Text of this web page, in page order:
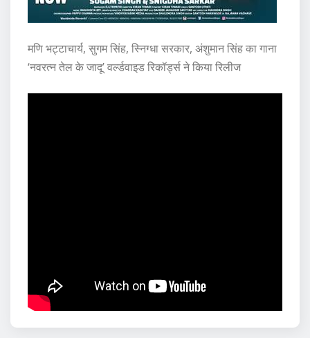
मणि भट्टाचार्य, सुगम सिंह, स्निग्धा सरकार, अंशुमान सिंह का गाना
‘नवरत्न तेल के जादू’ वर्ल्डवाइड रिकॉर्ड्स ने किया रिलीज